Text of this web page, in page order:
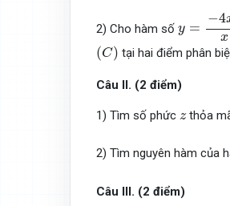
2) Cho hàm số y =
−4
x
+
(C)
(C) tại hai điểm phân
Câu II. (2 điểm)
1) Tìm số phức z
zthỏa
2) Tìm nguyên hàm của
Câu III. (2 điểm)